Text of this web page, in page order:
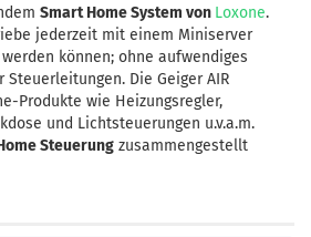
Smart Home System von Loxone.
jederzeit mit einem Miniserver
können; ohne aufwendiges
Steuerleitungen. Die Geiger AIR
Produkte wie Heizungsregler,
und Lichtsteuerungen u.v.a.m.
Steuerung zusammengestellt